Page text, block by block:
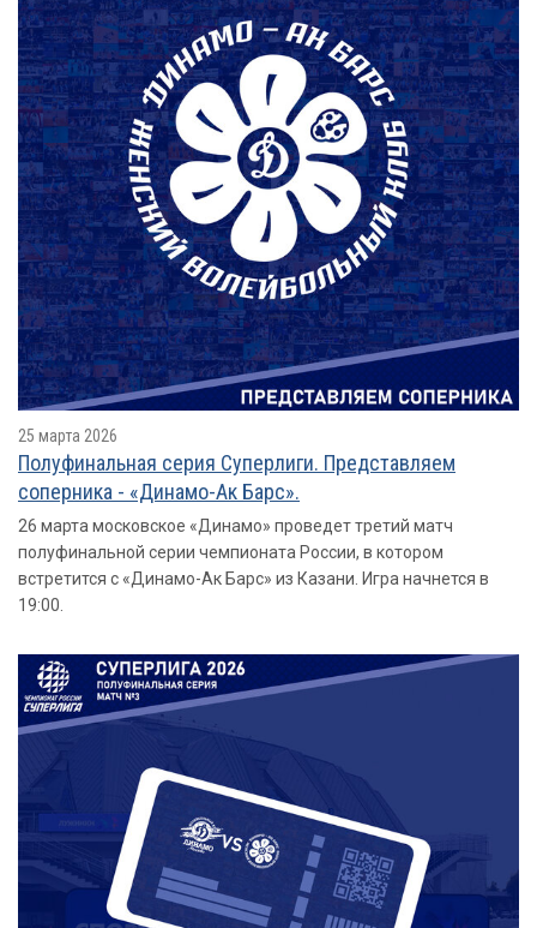
25 марта 2026
Полуфинальная серия Суперлиги. Представляем
соперника - «Динамо-Ак Барс».
26 марта московское «Динамо» проведет третий матч
полуфинальной серии чемпионата России, в котором
встретится с «Динамо-Ак Барс» из Казани. Игра начнется в
19:00.